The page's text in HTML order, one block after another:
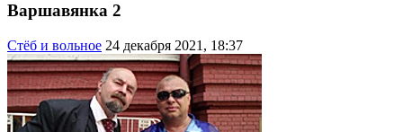
Варшавянка 2
Стёб и вольное 24 декабря 2021, 18:37